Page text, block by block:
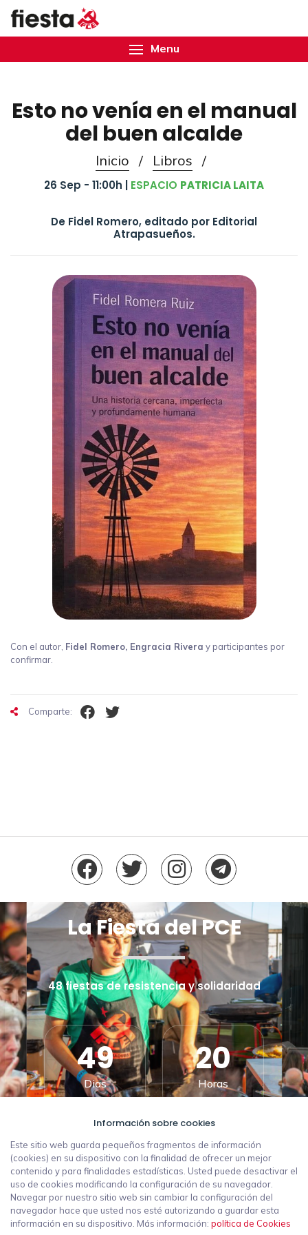
Menu
Información sobre cookies
Este sitio web guarda pequeños fragmentos de información
(cookies) en su dispositivo con la finalidad de ofrecer un mejor
contenido y para finalidades estadísticas. Usted puede desactivar el
uso de cookies modificando la configuración de su navegador.
Navegar por nuestro sitio web sin cambiar la configuración del
navegador hace que usted nos esté autorizando a guardar esta
información en su dispositivo. Más información: política de Cookies
Esto no venía en el manual
del buen alcalde
Inicio / Libros /
26 Sep - 11:00h | ESPACIO PATRICIA LAITA
De Fidel Romero, editado por Editorial
Atrapasueños.
Con el autor, Fidel Romero, Engracia Rivera y participantes por
confirmar.
Comparte:
La Fiesta del PCE
48 fiestas de resistencia y solidaridad
49
Dias
20
Horas
54
Minutos
38
Segundos